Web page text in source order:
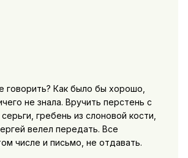
говорить? Как было бы хорошо,
не знала. Вручить перстень с
гребень из слоновой кости,
велел передать. Все
числе и письмо, не отдавать.